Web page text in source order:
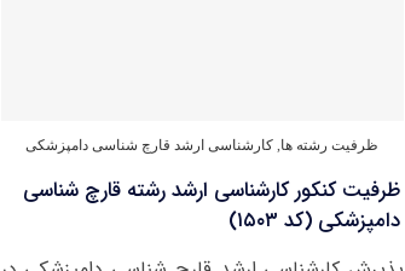
ظرفیت رشته ها, کارشناسی ارشد قارچ‌ شناسی دامپزشکی
ظرفیت کنکور کارشناسی ارشد رشته قارچ شناسی
دامپزشکی (کد ۱۵۰۳)